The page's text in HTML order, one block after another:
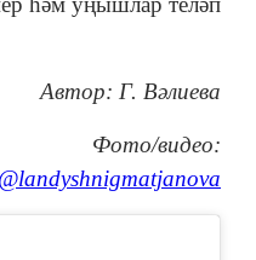
Автор: Г. Вәлиева
Фото/видео:
@landyshnigmatjanova